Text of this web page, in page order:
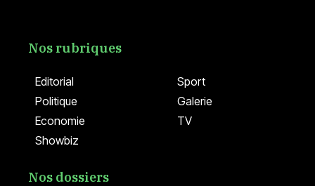
Editorial
Politique
Economie
Showbiz
Sport
Galerie
TV
Nos rubriques
Nos dossiers